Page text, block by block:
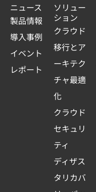
ニュース
製品情報
導入事例
イベント
レポート
ソリュー
ション
クラウド
移行とア
ーキテク
チャ最適
化
クラウド
セキュリ
ティ
ディザス
タリカバ